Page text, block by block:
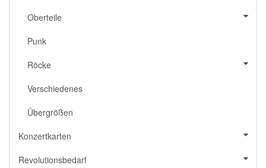
Oberteile
Punk
Röcke
Verschiedenes
Übergrößen
Konzertkarten
Revolutionsbedarf